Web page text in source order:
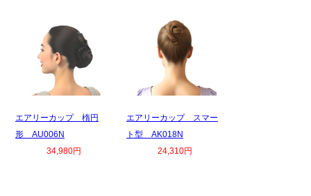
エアリーカップ 楕円
形 AU006N
34,980円
エアリーカップ スマー
ト型 AK018N
24,310円